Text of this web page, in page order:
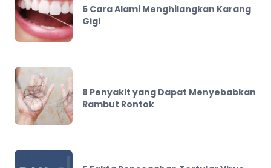
5 Cara Alami Menghilangkan Karang
Gigi
8 Penyakit yang Dapat Menyebabkan
Rambut Rontok